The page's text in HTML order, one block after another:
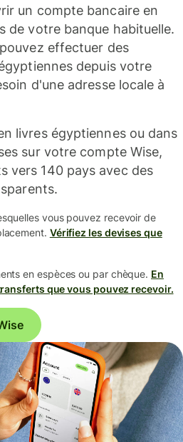
un compte bancaire en
de votre banque habituelle.
effectuer des
depuis votre
d'une adresse locale à
livres égyptiennes ou dans
sur votre compte Wise,
vers 140 pays avec des
vous pouvez recevoir de
Vérifiez les devises que
en espèces ou par chèque. En
que vous pouvez recevoir.